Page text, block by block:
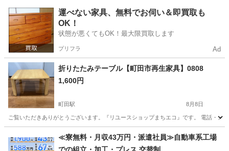
東京 千代田区 竹橋駅 収納家具
運べない家具、無料でお伺い＆即買取も
OK！
状態が悪くてもOK！最大限買取します
プリフラ Ad
折りたたみテーブル【町田市再生家具】0808
1,600円
町田駅 8月8日
ご覧いただきありがとうございます。『リユースショップまちエコ』です。 電話・
町田駅 ダイニングセット リユース
≪寮無料・月収43万円・派遣社員≫自動車系工場